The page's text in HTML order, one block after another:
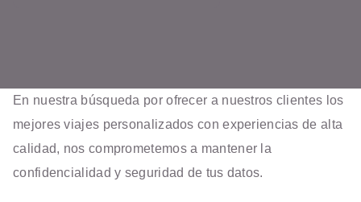
En nuestra búsqueda por ofrecer a nuestros clientes los
mejores viajes personalizados con experiencias de alta
calidad, nos comprometemos a mantener la
confidencialidad y seguridad de tus datos.